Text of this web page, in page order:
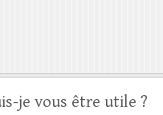
je vous être utile ?